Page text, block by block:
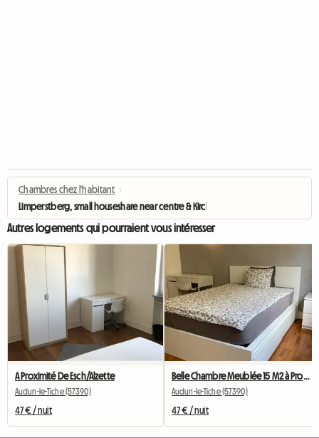
Chambres chez l'habitant ›
Limperstberg, small houseshare near centre & Kirchberg
Autres logements qui pourraient vous intéresser
A Proximité De Esch/Alzette
Audun-le-Tiche (57390)
47 € / nuit
Belle Chambre Meublée 15 M2 à Proximité De Esch/Alzette
Audun-le-Tiche (57390)
47 € / nuit